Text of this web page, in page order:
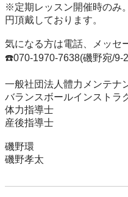
※定期レッスン開催時のみ
円頂戴しております。
気になる方は電話、メッセ
☎️070-1970-7638(磯野宛/9-
一般社団法人體力メンテナ
バランスボールインストラ
体力指導士
産後指導士
磯野環
磯野孝太